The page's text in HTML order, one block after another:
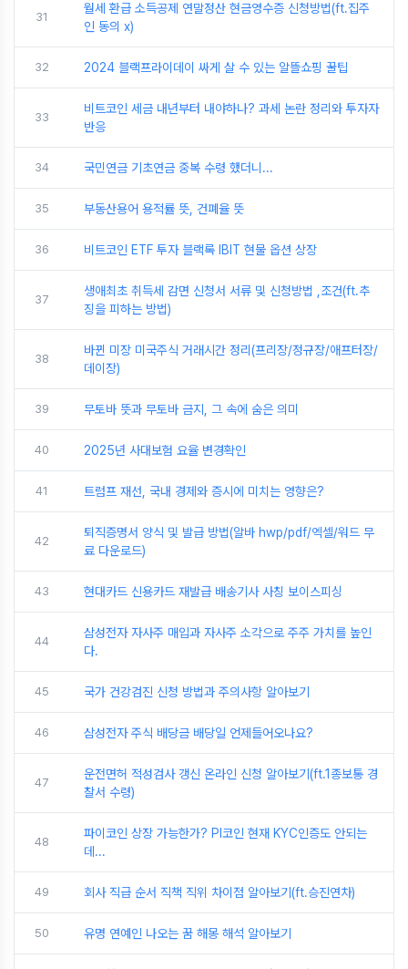
31
월세 환급 소득공제 연말정산 현금영수증 신청방법(ft.집주
인 동의 x)
32 2024 블랙프라이데이 싸게 살 수 있는 알뜰쇼핑 꿀팁
33
비트코인 세금 내년부터 내야하나? 과세 논란 정리와 투자자
반응
34 국민연금 기초연금 중복 수령 했더니...
35 부동산용어 용적률 뜻, 건폐율 뜻
36 비트코인 ETF 투자 블랙록 IBIT 현물 옵션 상장
37
생애최초 취득세 감면 신청서 서류 및 신청방법 ,조건(ft.추
징을 피하는 방법)
38
바뀐 미장 미국주식 거래시간 정리(프리장/정규장/애프터장/
데이장)
39 무토바 뜻과 무토바 금지, 그 속에 숨은 의미
40 2025년 사대보험 요율 변경확인
41 트럼프 재선, 국내 경제와 증시에 미치는 영향은?
42
퇴직증명서 양식 및 발급 방법(알바 hwp/pdf/엑셀/워드 무
료 다운로드)
43 현대카드 신용카드 재발급 배송기사 사칭 보이스피싱
44
삼성전자 자사주 매입과 자사주 소각으로 주주 가치를 높인
다.
45 국가 건강검진 신청 방법과 주의사항 알아보기
46 삼성전자 주식 배당금 배당일 언제들어오나요?
47
운전면허 적성검사 갱신 온라인 신청 알아보기(ft.1종보통 경
찰서 수령)
48
파이코인 상장 가능한가? PI코인 현재 KYC인증도 안되는
데...
49 회사 직급 순서 직책 직위 차이점 알아보기(ft.승진연차)
50 유명 연예인 나오는 꿈 해몽 해석 알아보기